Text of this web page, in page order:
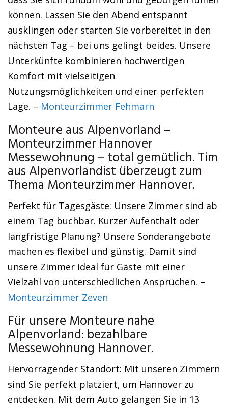
können. Lassen Sie den Abend entspannt
ausklingen oder starten Sie vorbereitet in den
nächsten Tag – bei uns gelingt beides. Unsere
Unterkünfte kombinieren hochwertigen
Komfort mit vielseitigen
Nutzungsmöglichkeiten und einer perfekten
Lage. – Monteurzimmer Fehmarn
Monteure aus Alpenvorland –
Monteurzimmer Hannover
Messewohnung – total gemütlich. Tim
aus Alpenvorlandist überzeugt zum
Thema Monteurzimmer Hannover.
Perfekt für Tagesgäste: Unsere Zimmer sind ab
einem Tag buchbar. Kurzer Aufenthalt oder
langfristige Planung? Unsere Sonderangebote
machen es flexibel und günstig. Damit sind
unsere Zimmer ideal für Gäste mit einer
Vielzahl von unterschiedlichen Ansprüchen. –
Monteurzimmer Zeven
Für unsere Monteure nahe
Alpenvorland: bezahlbare
Messewohnung Hannover.
Hervorragender Standort: Mit unseren Zimmern
sind Sie perfekt platziert, um Hannover zu
entdecken. Mit dem Auto gelangen Sie in 13